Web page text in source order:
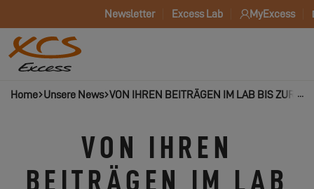
Newsletter Excess Lab MyExcess
Home Unsere News VON IHREN BEITRÄGEN IM LAB BIS ZUR
VON IHREN
BEITRÄGEN IM LAB